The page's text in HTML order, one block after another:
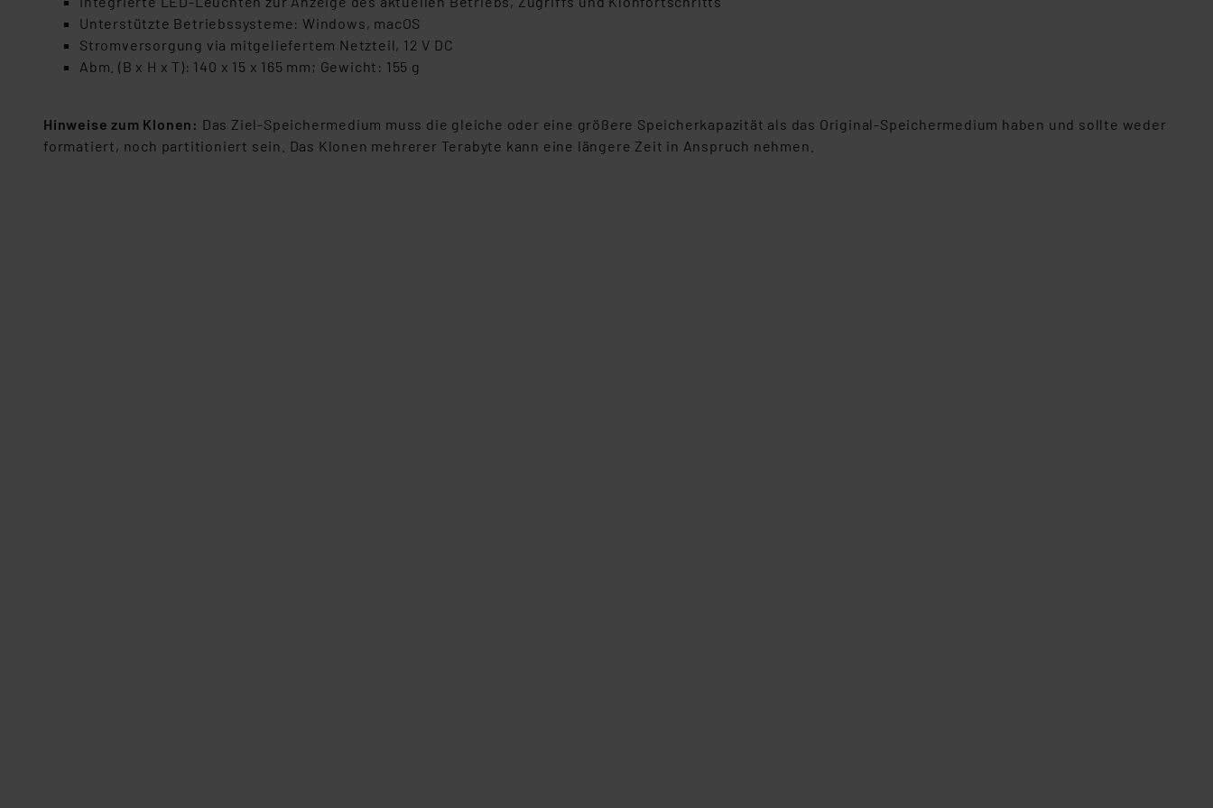
dieser Drittanbieter umfasst daher ggf. auch die Verarbeitung Ihrer Daten in den USA gemäß Art. 49 (1) lit. a DSGVO.
Nähere Infos zu diesen Drittanbietern und zu der jeweiligen Datenübermittlung erhalten Sie in der Datenschutzerklärung.
Für die USA besteht kein Angemessenheitsbeschluss der EU. Dies bedeutet, dass die USA als Land mit unzureichendem
Datenschutz nach EU-Standards eingestuft wird. So besteht etwa das Risiko, dass US-Behörden personenbezogene
Unsere Kooperation mit diesen Dienstleistern stützt sich auf die Standarddatenschutzklauseln der Europäischen
Kommission sowie einer eigenen Beurteilung der mit der Datenübermittlung, insbesondere der Art der übermittelten
Unterstützte Betriebssysteme: Windows, macOS
Stromversorgung via mitgeliefertem Netzteil, 12 V DC
Abm. (B x H x T): 140 x 15 x 165 mm; Gewicht: 155 g
Hinweise zum Klonen: Das Ziel-Speichermedium muss die gleiche oder eine größere Speicherkapazität als das Original-Speichermedium haben und sollte weder
formatiert, noch partitioniert sein. Das Klonen mehrerer Terabyte kann eine längere Zeit in Anspruch nehmen.